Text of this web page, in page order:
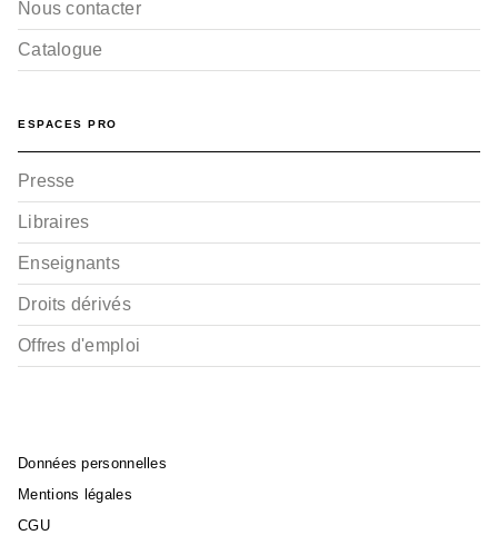
Nous contacter
Catalogue
ESPACES PRO
Presse
Libraires
Enseignants
Droits dérivés
Offres d'emploi
Données personnelles
Mentions légales
CGU